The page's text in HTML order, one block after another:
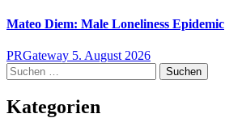
Mateo Diem: Male Loneliness Epidemic
PRGateway 5. August 2026
Suchen
nach:
Kategorien